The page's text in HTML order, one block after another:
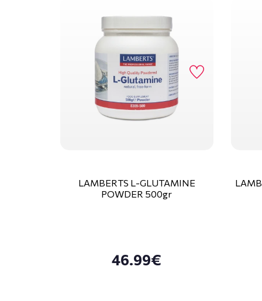
LAMBERTS L-GLUTAMINE
POWDER 500gr
46.99€